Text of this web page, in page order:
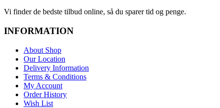
Vi finder de bedste tilbud online, så du sparer tid og penge.
INFORMATION
About Shop
Our Location
Delivery Information
Terms & Conditions
My Account
Order History
Wish List